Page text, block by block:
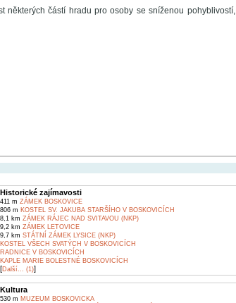
některých částí hradu pro osoby se sníženou pohyblivostí,
Historické zajímavosti
411 m ZÁMEK BOSKOVICE
806 m KOSTEL SV. JAKUBA STARŠÍHO V BOSKOVICÍCH
8,1 km ZÁMEK RÁJEC NAD SVITAVOU (NKP)
9,2 km ZÁMEK LETOVICE
9,7 km STÁTNÍ ZÁMEK LYSICE (NKP)
KOSTEL VŠECH SVATÝCH V BOSKOVICÍCH
RADNICE V BOSKOVICÍCH
KAPLE MARIE BOLESTNÉ BOSKOVICÍCH
[Další... (1)]
Kultura
530 m MUZEUM BOSKOVICKA